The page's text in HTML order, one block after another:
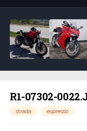
R1-07302-
strada espresso